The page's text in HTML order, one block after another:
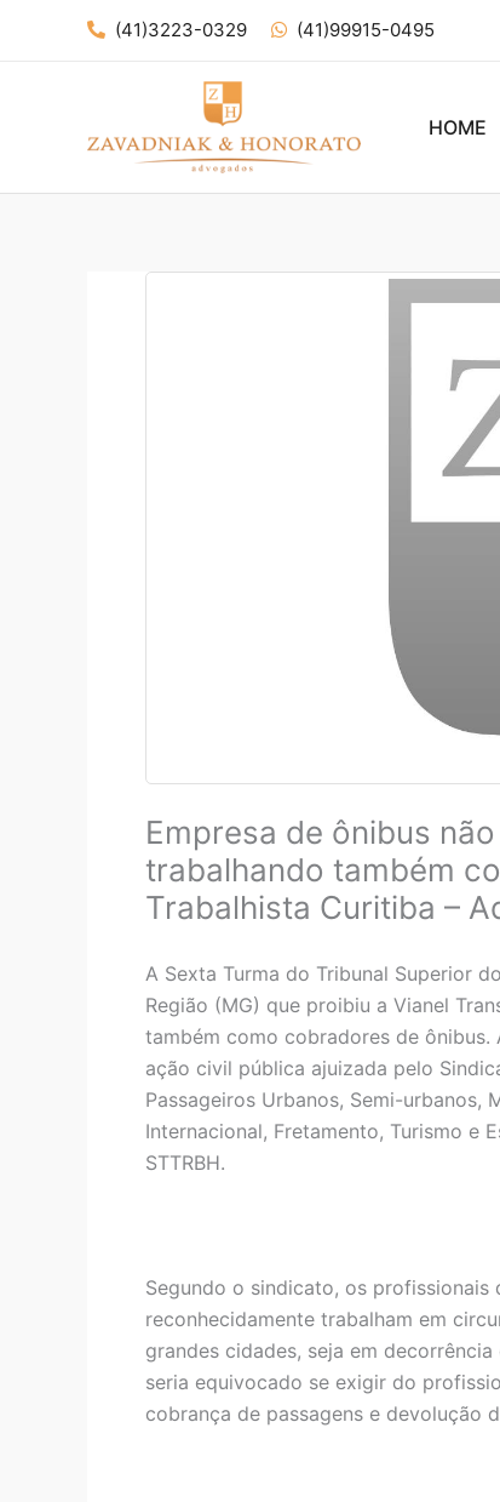
(41)3223-0329 (41)99915-0495
HOME
Empresa de ônibus
trabalhando também
Trabalhista Curitiba –
A Sexta Turma do Tribunal Superior
Região (MG) que proibiu a Vianel
também como cobradores de ônibus.
ação civil pública ajuizada pelo
Passageiros Urbanos, Semi-urbanos,
Internacional, Fretamento, Turismo e
STTRBH.
Segundo o sindicato, os
reconhecidamente trabalham em
grandes cidades, seja em
seria equivocado se exigir do
cobrança de passagens e devolução